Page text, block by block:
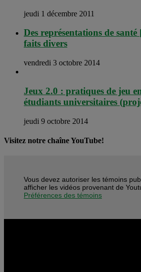
jeudi 1 décembre 2011
Des représentations de
faits divers
vendredi 3 octobre 2014
Jeux 2.0 : pratiques de jeu
étudiants universitaires
jeudi 9 octobre 2014
Visitez notre chaîne YouTube!
Vous devez autoriser les témoins
afficher les vidéos provenant de
Préférences des témoins